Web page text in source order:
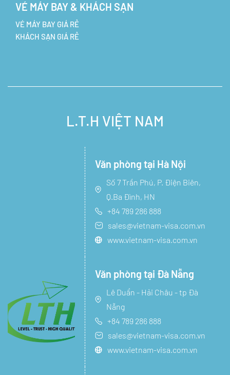
VÉ MÁY BAY & KHÁCH SẠN
VÉ MÁY BAY GIÁ RẺ
KHÁCH SẠN GIÁ RẺ
L.T.H VIỆT NAM
Văn phòng tại Hà Nội
Số 7 Trần Phú, P. Điện Biên,
Q.Ba Đình, HN
+84 789 286 888
sales@vietnam-visa.com.vn
www.vietnam-visa.com.vn
Văn phòng tại Đà Nẵng
Lê Duẩn - Hải Châu - tp Đà
Nẵng
+84 789 286 888
sales@vietnam-visa.com.vn
www.vietnam-visa.com.vn